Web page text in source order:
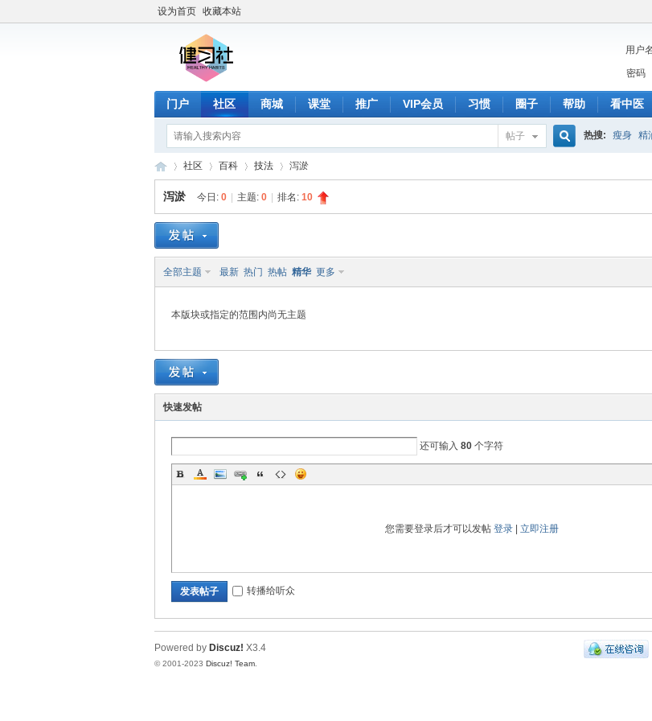
设为首页 收藏本站
用户名
密码
门户 社区 商城 课堂 推广 VIP会员 习惯 圈子 帮助 看中医
帖子 热搜: 瘦身 精
习
»
社区
›
百科 技法 泻淤
泻淤 今日: 0 主题: 0 排名: 10
全部主题 最新 热门 热帖 精华 更多
本版块或指定的范围内尚无主题
快速发帖
还可输入 80 个字符
您需要登录后才可以发帖 登录 立即注册
发表帖子 转播给听众
Powered by Discuz! X3.4
© 2001-2023 Discuz! Team